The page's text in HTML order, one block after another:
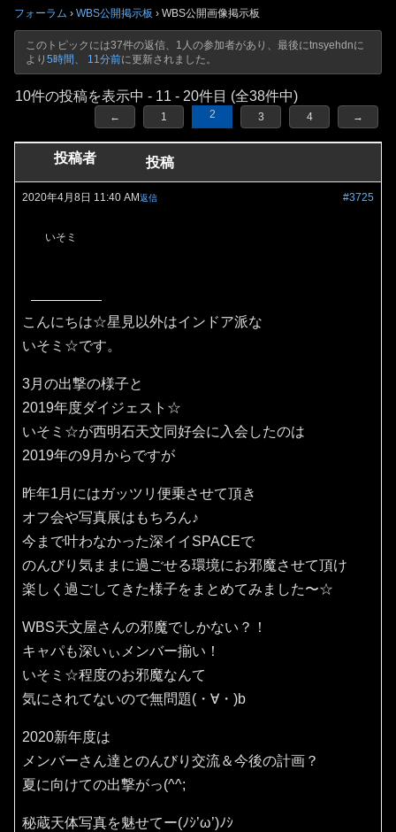
フォーラム › WBS公開掲示板 › WBS公開画像掲示板
このトピックには37件の返信、1人の参加者があり、最後にtnsyehdnに
より 5時間、 11分前に更新されました。
10件の投稿を表示中 - 11 - 20件目 (全38件中)
← 1 2 3 4 →
投稿者 投稿
2020年4月8日 11:40 AM #3725
返信
いそミ
こんにちは☆星見以外はインドア派な
いそミ☆です。
3月の出撃の様子と
2019年度ダイジェスト☆
いそミ☆が西明石天文同好会に入会したのは
2019年の9月からですが
昨年1月にはガッツリ便乗させて頂き
オフ会や写真展はもちろん♪
今まで叶わなかった深イイSPACEで
のんびり気ままに過ごせる環境にお邪魔させて頂け
楽しく過ごしてきた様子をまとめてみました〜☆
WBS天文屋さんの邪魔でしかない？！
キャパも深いぃメンバー揃い！
いそミ☆程度のお邪魔なんて
気にされてないので無問題(・∀・)b
2020新年度は
メンバーさん達とのんびり交流＆今後の計画？
夏に向けての出撃がっ(^^;
秘蔵天体写真を魅せてー(ﾉｼ’ω’)ﾉｼ